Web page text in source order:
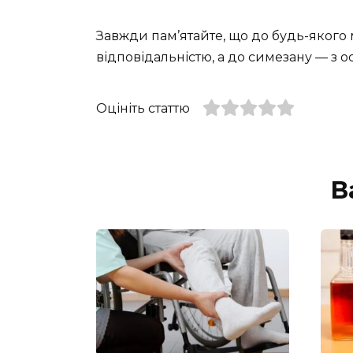
Завжди пам’ятайте, що до будь-якого
відповідальністю, а до симезану — з
Оцініть статтю